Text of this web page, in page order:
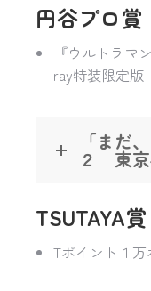
円谷プロ賞
『ウルトラ
ray特装限定版
「ま
２ 東京
TSUTAYA賞
Tポイント１万